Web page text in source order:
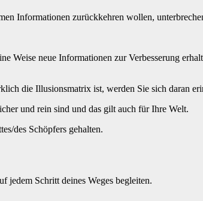
Informationen zurückkehren wollen,
Weise neue Informationen zur Verbesserung
die Illusionsmatrix ist, werden Sie sich daran
und rein sind und das gilt auch für Ihre Welt.
des Schöpfers gehalten.
jedem Schritt deines Weges begleiten.